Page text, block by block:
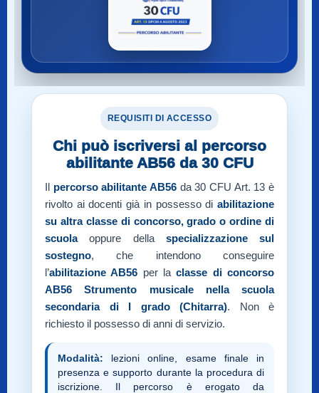
REQUISITI DI ACCESSO
Chi può iscriversi al percorso
abilitante AB56 da 30 CFU
Il percorso abilitante AB56 da 30 CFU Art. 13 è
rivolto ai docenti già in possesso di abilitazione
su altra classe di concorso, grado o ordine di
scuolaoppure della specializzazione sul
sostegno, che intendono conseguire
l’abilitazione AB56 per laclasse di concorso
AB56
Strumento musicale nella scuola
secondaria di I grado (Chitarra). Non è
richiesto il possesso di anni di servizio.
Modalità: lezioni online, esame finale in
presenza e supporto durante la procedura di
iscrizione. Il percorso è erogato da